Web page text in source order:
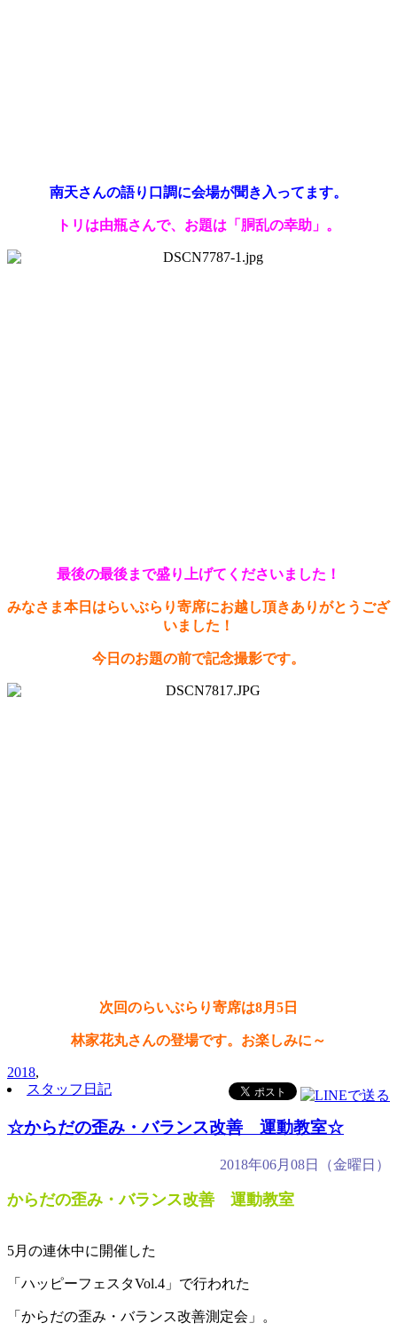
南天さんの語り口調に会場が聞き入ってます。
トリは由瓶さんで、お題は「胴乱の幸助」。
最後の最後まで盛り上げてくださいました！
みなさま本日はらいぶらり寄席にお越し頂きありがとうござ
いました！
今日のお題の前で記念撮影です。
次回のらいぶらり寄席は8月5日
林家花丸さんの登場です。お楽しみに～
2018,
スタッフ日記
☆からだの歪み・バランス改善 運動教室☆
2018年06月08日（金曜日）
からだの歪み・バランス改善 運動教室
5月の連休中に開催した
「ハッピーフェスタVol.4」で行われた
「からだの歪み・バランス改善測定会」。